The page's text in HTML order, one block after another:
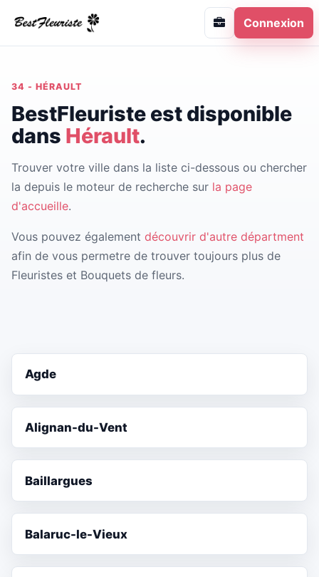
Connexion
34 - HÉRAULT
BestFleuriste est disponible
dans Hérault.
Trouver votre ville dans la liste ci-dessous ou chercher
la depuis le moteur de recherche sur la page
d'accueille.
Vous pouvez également découvrir d'autre départment
afin de vous permetre de trouver toujours plus de
Fleuristes et Bouquets de fleurs.
Agde
Alignan-du-Vent
Baillargues
Balaruc-le-Vieux